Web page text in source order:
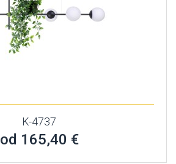
K-4737
od 165,40 €